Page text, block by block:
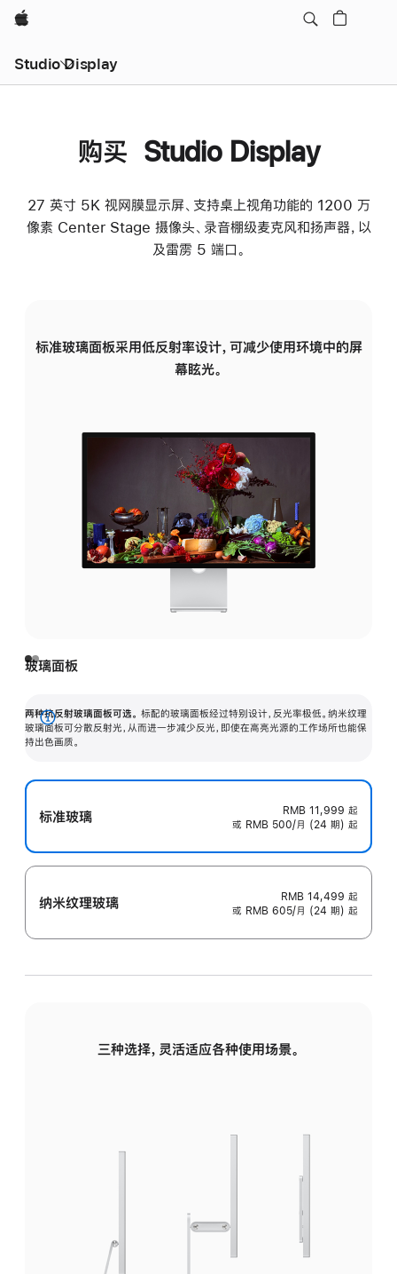
Apple
Studio Display
购买 Studio Display
27 英寸 5K 视网膜显示屏、支持桌上视角功能的 1200 万
像素 Center Stage 摄像头、录音棚级麦克风和扬声器，以
及雷雳 5 端口。
标准玻璃面板采用低反射率设计，可减少使用环境中的屏
幕眩光。
玻璃面板
两种抗反射玻璃面板可选。 标配的玻璃面板经过特别设计，反光率极低。纳米纹理
玻璃面板可分散反射光，从而进一步减少反光，即使在高亮光源的工作场所也能保
持出色画质。
展
开
标准玻璃 RMB 11,999 起
或 RMB 500/月 (24 期) 起
纳米纹理玻璃 RMB 14,499 起
或 RMB 605/月 (24 期) 起
三种选择，灵活适应各种使用场景。